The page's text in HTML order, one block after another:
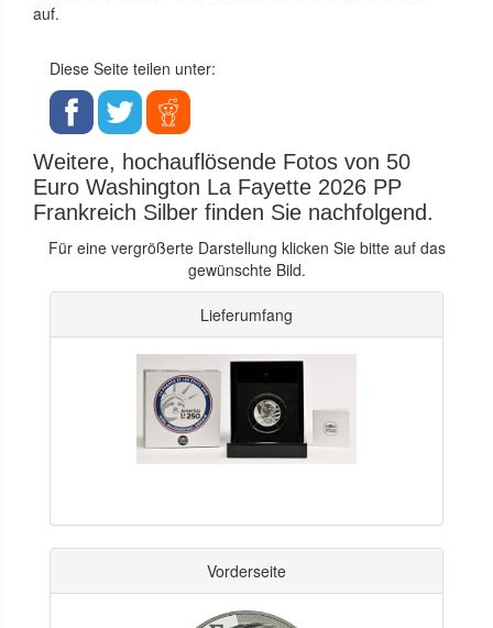
auf.
Diese Seite teilen unter:
Weitere, hochauflösende Fotos von 50
Euro Washington La Fayette 2026 PP
Frankreich Silber finden Sie nachfolgend.
Für eine vergrößerte Darstellung klicken Sie bitte auf das
gewünschte Bild.
Lieferumfang
Vorderseite